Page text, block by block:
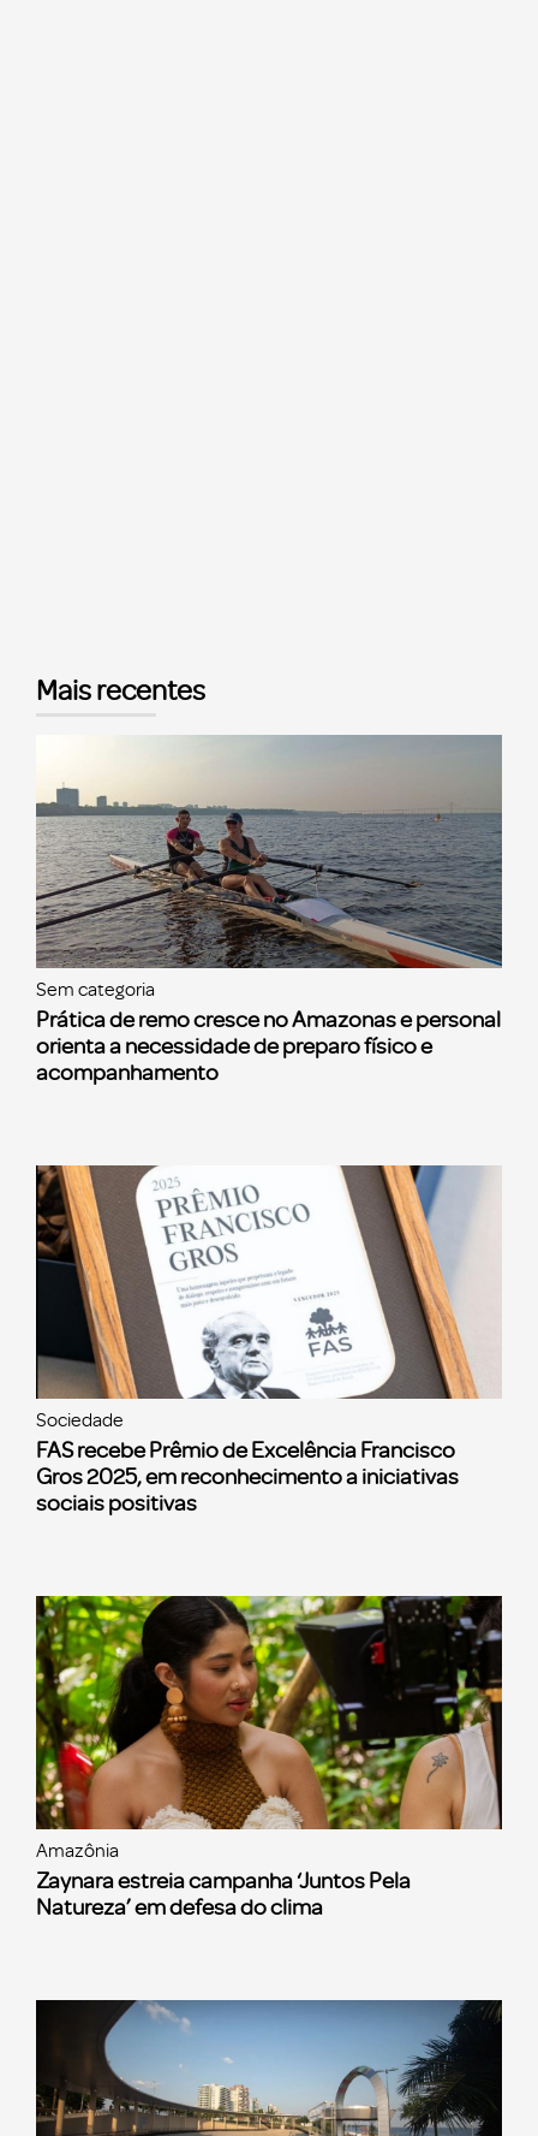
Mais recentes
Sem categoria
Prática de remo cresce no Amazonas e personal
orienta a necessidade de preparo físico e
acompanhamento
Sociedade
FAS recebe Prêmio de Excelência Francisco
Gros 2025, em reconhecimento a iniciativas
sociais positivas
Amazônia
Zaynara estreia campanha ‘Juntos Pela
Natureza’ em defesa do clima